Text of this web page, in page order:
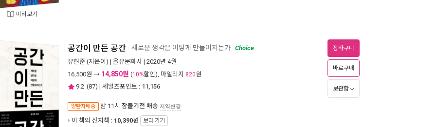
미리보기
공간이 만든 공간 - 새로운 생각은 어떻게 만들어지는가 Choice
유현준 (지은이) | 을유문화사 | 2020년 4월
16,500원 → 14,850원 (10%할인), 마일리지 820원
9.2 (87) | 세일즈포인트 : 11,156
양탄자배송 밤 11시 잠들기전 배송 지역변경
이 책의 전자책 : 10,390원 보러 가기
장바구니
바로구매
보관함